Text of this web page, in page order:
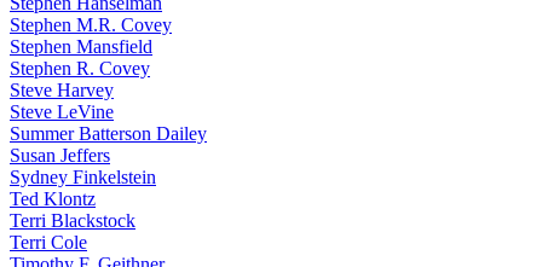
Stephen M.R. Covey
Stephen Mansfield
Stephen R. Covey
Steve Harvey
Steve LeVine
Summer Batterson Dailey
Susan Jeffers
Sydney Finkelstein
Ted Klontz
Terri Blackstock
Terri Cole